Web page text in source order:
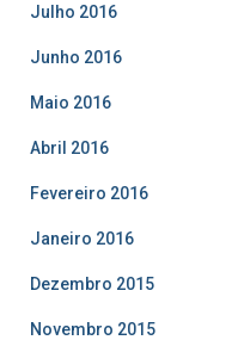
Julho 2016
Junho 2016
Maio 2016
Abril 2016
Fevereiro 2016
Janeiro 2016
Dezembro 2015
Novembro 2015